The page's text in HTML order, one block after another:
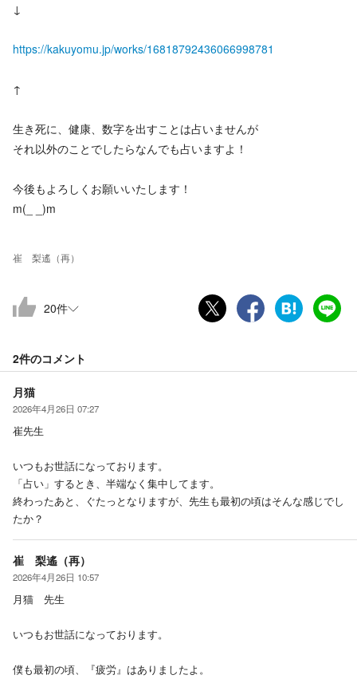
↓
https://kakuyomu.jp/works/16818792436066998781
↑
生き死に、健康、数字を出すことは占いませんが
それ以外のことでしたらなんでも占いますよ！
今後もよろしくお願いいたします！
m(_ _)m
崔 梨遙（再）
20件
2件のコメント
月猫
2026年4月26日 07:27
崔先生
いつもお世話になっております。
「占い」するとき、半端なく集中してます。
終わったあと、ぐたっとなりますが、先生も最初の頃はそんな感じでし
たか？
崔 梨遙（再）
2026年4月26日 10:57
月猫 先生
いつもお世話になっております。
僕も最初の頃、『疲労』はありましたよ。